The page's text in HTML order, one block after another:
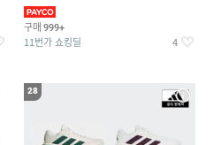
구매 999+
11번가 쇼킹딜 4
28